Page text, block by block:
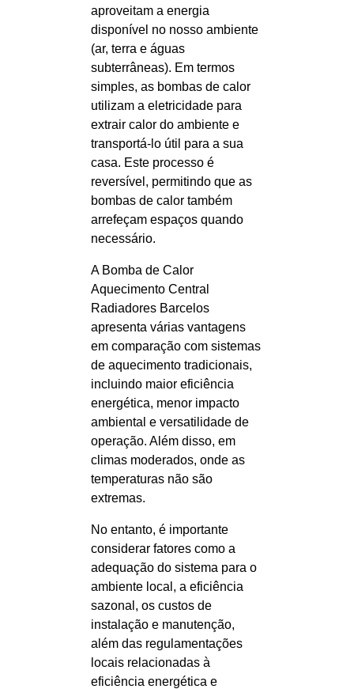
aproveitam a energia
disponível no nosso ambiente
(ar, terra e águas
subterrâneas). Em termos
simples, as bombas de calor
utilizam a eletricidade para
extrair calor do ambiente e
transportá-lo útil para a sua
casa. Este processo é
reversível, permitindo que as
bombas de calor também
arrefeçam espaços quando
necessário.
A Bomba de Calor
Aquecimento Central
Radiadores Barcelos
apresenta várias vantagens
em comparação com sistemas
de aquecimento tradicionais,
incluindo maior eficiência
energética, menor impacto
ambiental e versatilidade de
operação. Além disso, em
climas moderados, onde as
temperaturas não são
extremas.
No entanto, é importante
considerar fatores como a
adequação do sistema para o
ambiente local, a eficiência
sazonal, os custos de
instalação e manutenção,
além das regulamentações
locais relacionadas à
eficiência energética e